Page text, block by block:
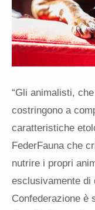
“Gli animalisti,
costringono a
caratteristiche
FederFauna che
nutrire i propri
esclusivamente di
Confederazione è